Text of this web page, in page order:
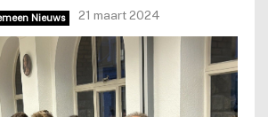
Nieuws 21 maart 2024